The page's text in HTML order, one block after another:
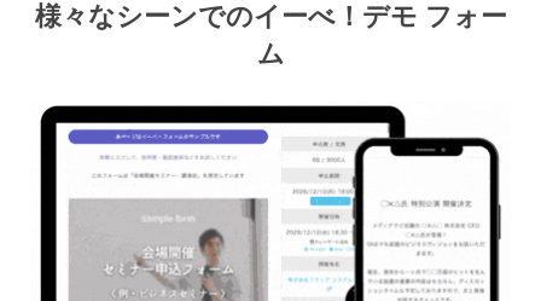
様々なシーンでのイーべ！デモ フォー
ム